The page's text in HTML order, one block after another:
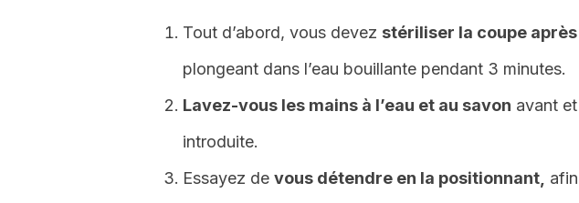
Tout d’abord, vous devez stériliser la coupe
plongeant dans l’eau bouillante pendant 3 minutes.
Lavez-vous les mains à l’eau et au savon avant
introduite.
Essayez de vous détendre en la positionnant,